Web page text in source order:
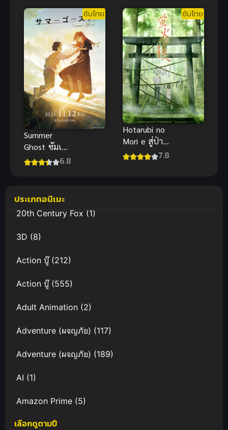
ซับไทย
Summer
Ghost ซัมเม
อร์โกสท์ พบ6.8
ซับไทย
Hotarubi no
Mori e สู่ป่า
แห่งแสง
7.8
ประเภทอนิเมะ
20th Century Fox(1)
3D (8)
Action บู๊(212)
Action บู๊(555)
Adult Animation (2)
Adventure (ผจญภัย) (117)
Adventure (ผจญภัย) (189)
AI (1)
Amazon Prime (5)
Anal (ประตูหลัง)
เลือกดูตามปี